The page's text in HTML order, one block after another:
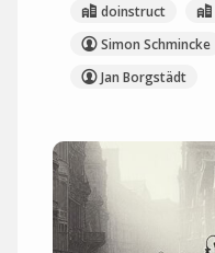
doinstruct
Simon Schmincke
Jan Borgstädt